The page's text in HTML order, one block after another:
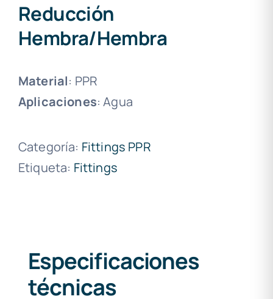
Reducción
Hembra/Hembra
Material: PPR
Aplicaciones: Agua
Categoría: Fittings PPR
Etiqueta: Fittings
Especificaciones
técnicas